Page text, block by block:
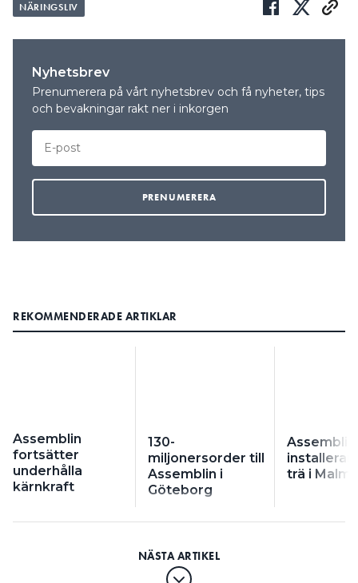
NÄRINGSLIV
Nyhetsbrev
Prenumerera på vårt nyhetsbrev och få nyheter, tips
och bevakningar rakt ner i inkorgen
REKOMMENDERADE ARTIKLAR
Assemblin
fortsätter
underhålla
kärnkraft
130-
miljonersorder till
Assemblin i
Göteborg
Assemblin
installerar
trä i